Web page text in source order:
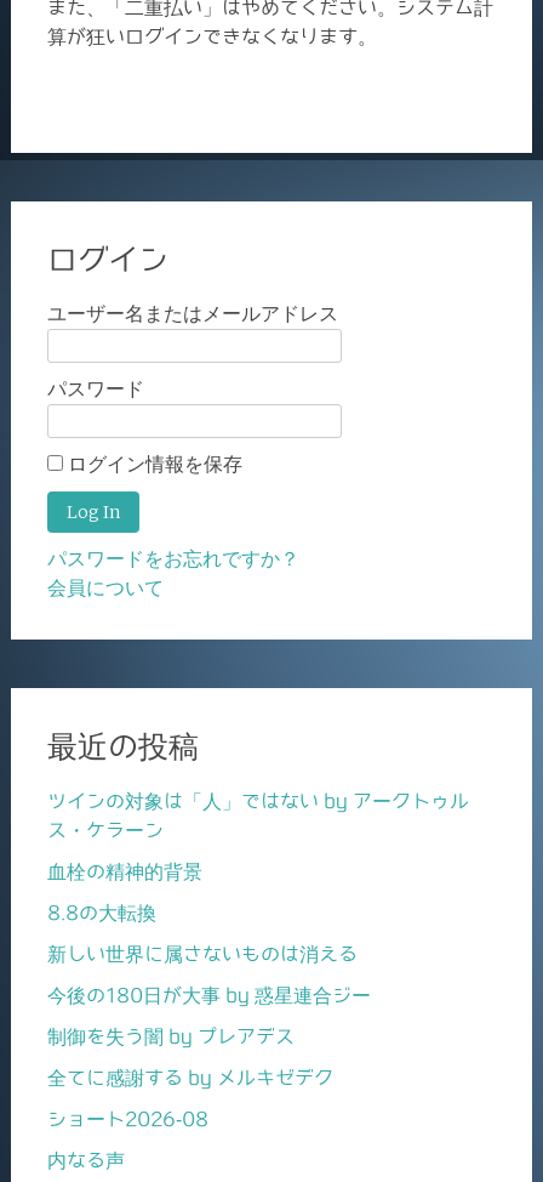
また、「二重払い」はやめてください。システム計
算が狂いログインできなくなります。
ログイン
ユーザー名またはメールアドレス
パスワード
ログイン情報を保存
パスワードをお忘れですか？
会員について
最近の投稿
ツインの対象は「人」ではない by アークトゥル
ス・ケラーン
血栓の精神的背景
8.8の大転換
新しい世界に属さないものは消える
今後の180日が大事 by 惑星連合ジー
制御を失う闇 by プレアデス
全てに感謝する by メルキゼデク
ショート2026-08
内なる声